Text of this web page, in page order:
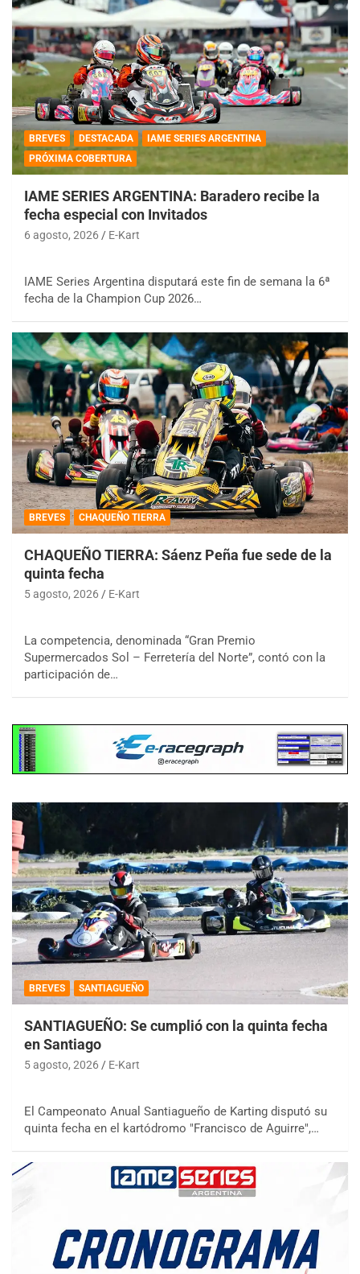
BREVES DESTACADA
IAME SERIES ARGENTINA
PRÓXIMA COBERTURA
IAME SERIES ARGENTINA: Baradero recibe la
fecha especial con Invitados
6 agosto, 2026 E-Kart
IAME Series Argentina disputará este fin de semana la 6ª
fecha de la Champion Cup 2026…
BREVES CHAQUEÑO TIERRA
CHAQUEÑO TIERRA: Sáenz Peña fue sede de la
quinta fecha
5 agosto, 2026 E-Kart
La competencia, denominada “Gran Premio
Supermercados Sol – Ferretería del Norte”, contó con la
participación de…
BREVES SANTIAGUEÑO
SANTIAGUEÑO: Se cumplió con la quinta fecha
en Santiago
5 agosto, 2026 E-Kart
El Campeonato Anual Santiagueño de Karting disputó su
quinta fecha en el kartódromo "Francisco de Aguirre",…